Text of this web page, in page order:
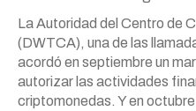
La Autoridad del Centro de
(DWTCA), una de las
acordó en septiembre un
autorizar las actividades
criptomonedas. Y en